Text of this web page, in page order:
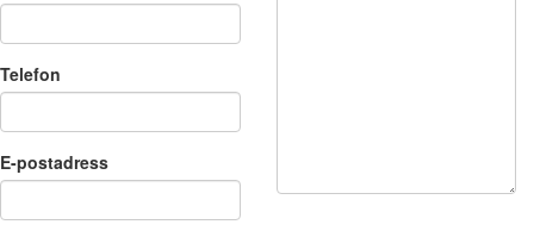
Telefon
E-postadress